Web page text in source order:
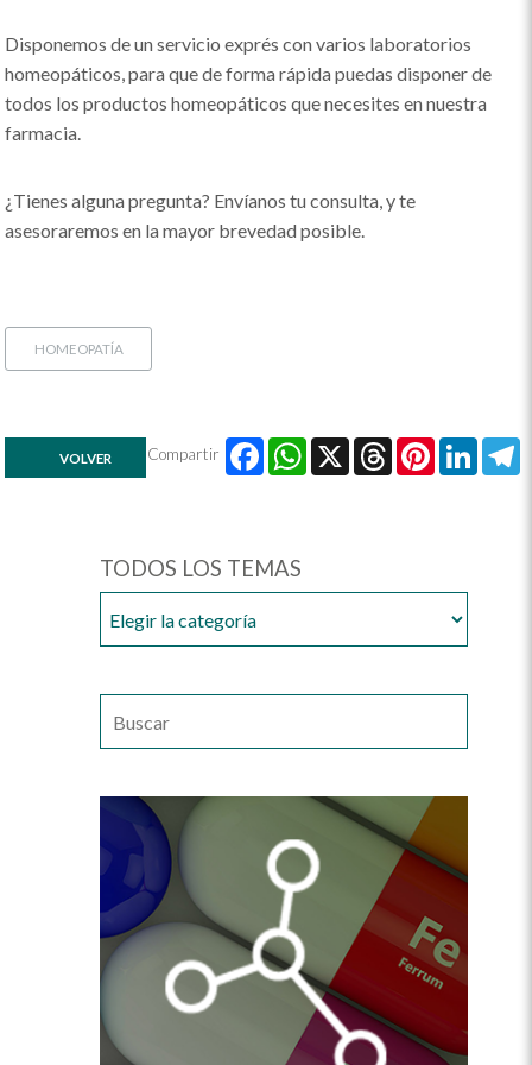
Disponemos de un servicio exprés con varios laboratorios
homeopáticos, para que de forma rápida puedas disponer de
todos los productos homeopáticos que necesites en nuestra
farmacia.
¿Tienes alguna pregunta? Envíanos tu consulta, y te
asesoraremos en la mayor brevedad posible.
HOMEOPATÍA
VOLVER Compartir Facebook
WhatsApp
X Threads
TODOS LOS TEMAS
TODOS
LOS
TEMAS